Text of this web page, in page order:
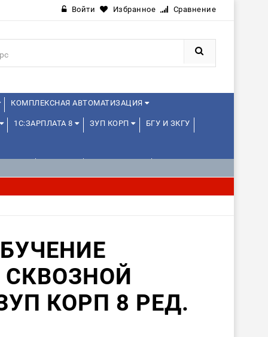
Войти Избранное Сравнение
КОМПЛЕКСНАЯ АВТОМАТИЗАЦИЯ
1С:ЗАРПЛАТА 8 ЗУП КОРП БГУ И ЗКГУ
КОРП 8 РЕД.